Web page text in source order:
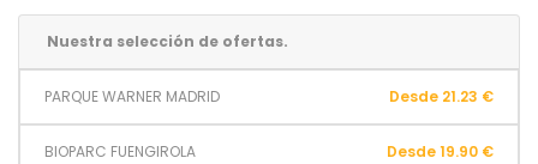
Nuestra selección de ofertas.
PARQUE WARNER MADRID Desde 21.23 €
BIOPARC FUENGIROLA Desde 19.90 €